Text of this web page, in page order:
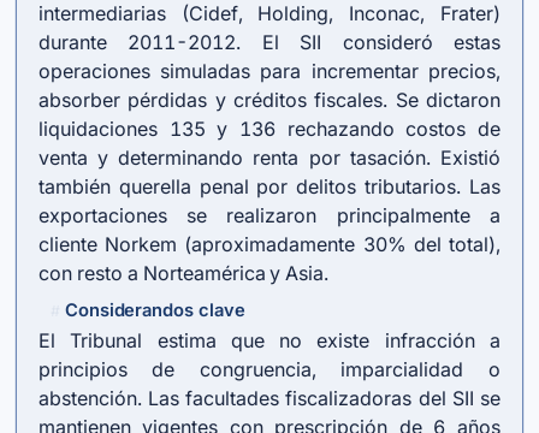
intermediarias (Cidef, Holding, Inconac, Frater)
durante 2011-2012. El SII consideró estas
operaciones simuladas para incrementar precios,
absorber pérdidas y créditos fiscales. Se dictaron
liquidaciones 135 y 136 rechazando costos de
venta y determinando renta por tasación. Existió
también querella penal por delitos tributarios. Las
exportaciones se realizaron principalmente a
cliente Norkem (aproximadamente 30% del total),
con resto a Norteamérica y Asia.
Considerandos clave
El Tribunal estima que no existe infracción a
principios de congruencia, imparcialidad o
abstención. Las facultades fiscalizadoras del SII se
mantienen vigentes con prescripción de 6 años